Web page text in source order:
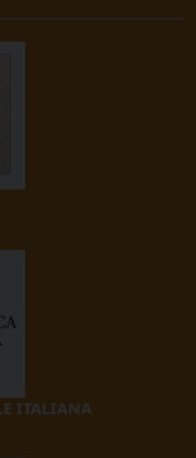
ITALIANA